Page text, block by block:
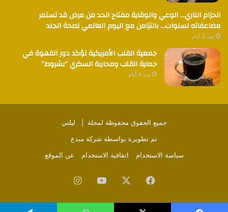
الحزام الناري… الوعي والوقاية مفتاح الحد من مرض قد تستمر
مضاعفاته لسنوات… بالتزامن مع اليوم العالمي لصحة الجلد
منذ 3 أيام
جمعية القلب الأمريكية تؤكد دور القهوة في
حماية القلب ومحاربة السكري “بشروط”
منذ 4 أيام
جميع الحقوق محفوظة لمجلة | ليلتي
تم تطويرة بواسطة شركة مبدع
سياسة الاستخدام
اتفاقية الاستخدام عن الموقع
فيسبوك ‫YouTubeانستقرام